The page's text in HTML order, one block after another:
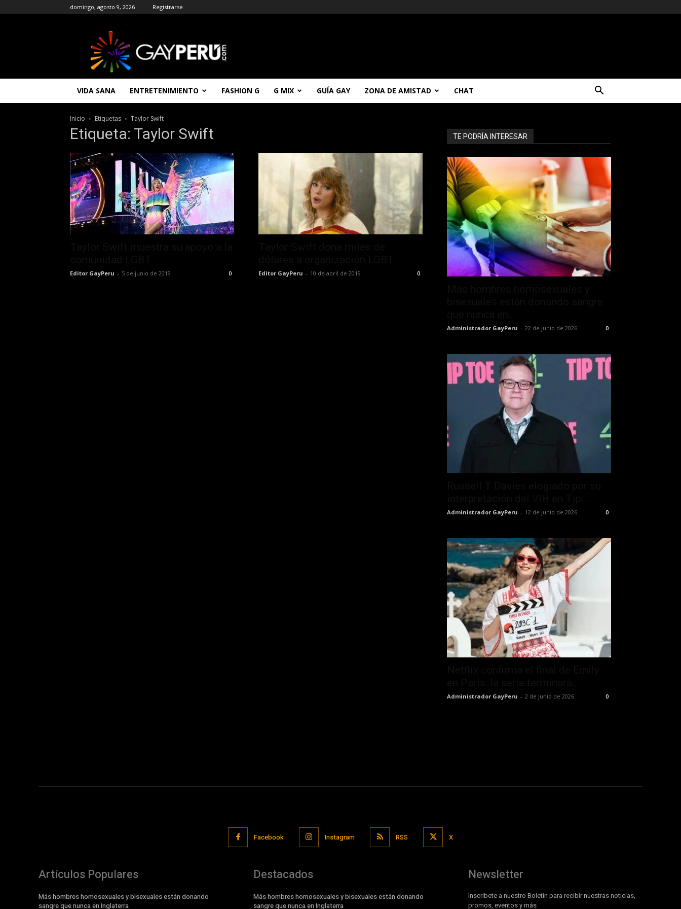
domingo, agosto 9, 2026 Registrarse
|
Entretenimiento
Noticias
Chat
Gay
Gratis
VIDA SANA ENTRETENIMIENTO FASHION G G MIX GUÍA GAY ZONA DE AMISTAD CHAT
Inicio Etiquetas Taylor Swift
Etiqueta: Taylor Swift
Editor GayPeru - 5 de junio de 2019 0 Editor GayPeru - 10 de abril de 2019 0
TE PODRÍA INTERESAR
Administrador GayPeru - 22 de junio de 2026 0
Administrador GayPeru - 12 de junio de 2026 0
Administrador GayPeru - 2 de junio de 2026 0
Facebook Instagram RSS X
Artículos Populares
Más hombres homosexuales y bisexuales están donando
sangre que nunca en Inglaterra
Destacados
Más hombres homosexuales y bisexuales están donando
sangre que nunca en Inglaterra
Newsletter
Inscribete a nuestro Boletín para recibir nuestras noticias,
promos, eventos y más